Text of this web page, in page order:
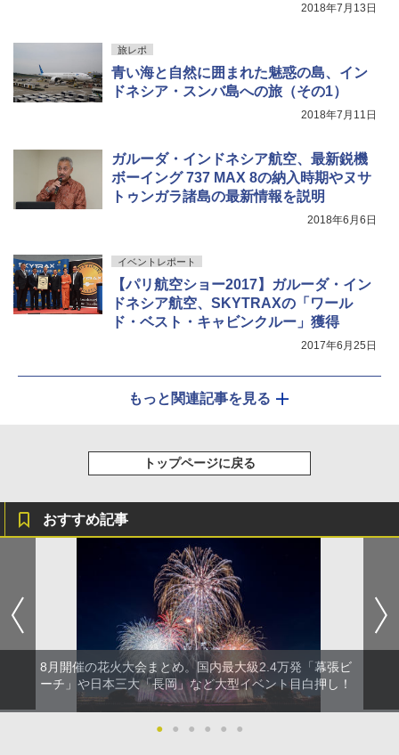
2018年7月13日
旅レポ
青い海と自然に囲まれた魅惑の島、イン
ドネシア・スンバ島への旅（その1）
2018年7月11日
ガルーダ・インドネシア航空、最新鋭機
ボーイング 737 MAX 8の納入時期やヌサ
トゥンガラ諸島の最新情報を説明
2018年6月6日
イベントレポート
【パリ航空ショー2017】ガルーダ・イン
ドネシア航空、SKYTRAXの「ワール
ド・ベスト・キャビンクルー」獲得
2017年6月25日
もっと関連記事を見る
トップページに戻る
おすすめ記事
8月開催の花火大会まとめ。国内最大級2.4万発「幕張ビ
ーチ」や日本三大「長岡」など大型イベント目白押し！
● ● ● ● ● ●